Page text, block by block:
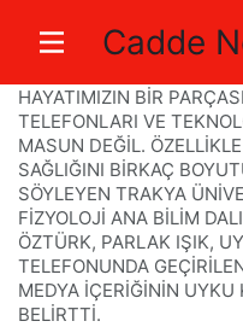
Cadde
Telefonlar
HAYATIMIZIN BİR
TELEFONLARI VE
MASUN DEĞİL.
SAĞLIĞINI BİRKAÇ
SÖYLEYEN TRAKYA
FİZYOLOJİ ANA BİLİM
ÖZTÜRK, PARLAK IŞIK,
TELEFONUNDA
MEDYA İÇERİĞİNİN
BELİRTTİ.